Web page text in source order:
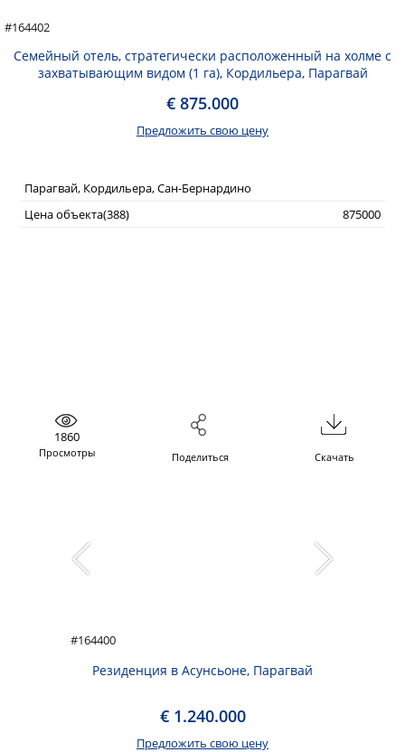
#164402
Семейный отель, стратегически расположенный на холме с
захватывающим видом (1 га), Кордильера, Парагвай
€ 875.000
Предложить свою цену
Парагвай, Кордильера, Сан-Бернардино
Цена объекта(388)
875000
1860
Просмотры Поделиться Скачать
#164400
Резиденция в Асунсьоне, Парагвай
€ 1.240.000
Предложить свою цену